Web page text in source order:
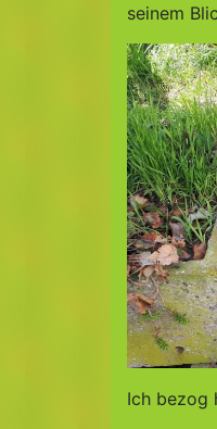
seinem
Ich bezog